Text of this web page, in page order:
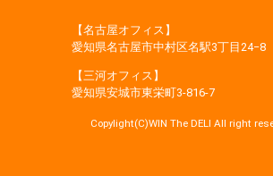
【名古屋オフィス】
愛知県名古屋市中村区名駅3丁目24−8
【三河オフィス】
愛知県安城市東栄町3‐816‐7
Copylight(C)WIN The DELI All right